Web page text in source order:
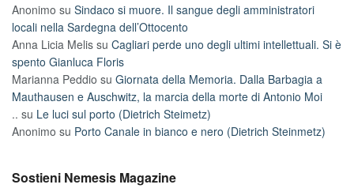
Anonimo su Sindaco si muore. Il sangue degli amministratori
locali nella Sardegna dell’Ottocento
Anna Licia Melis su Cagliari perde uno degli ultimi intellettuali. Si è
spento Gianluca Floris
Marianna Peddio su Giornata della Memoria. Dalla Barbagia a
Mauthausen e Auschwitz, la marcia della morte di Antonio Moi
.. su Le luci sul porto (Dietrich Steimetz)
Anonimo su Porto Canale in bianco e nero (Dietrich Steinmetz)
Sostieni Nemesis Magazine